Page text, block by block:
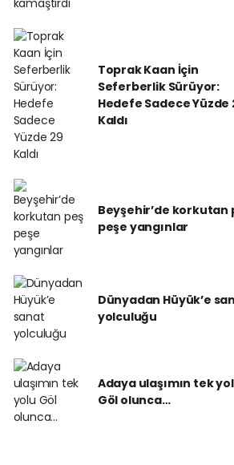
Toprak Kaan İçin
Seferberlik Sürüyor:
Hedefe Sadece Yüzde
Kaldı
Beyşehir’de korkutan
peşe yangınlar
Dünyadan Hüyük’e
yolculuğu
Adaya ulaşımın tek
Göl olunca…